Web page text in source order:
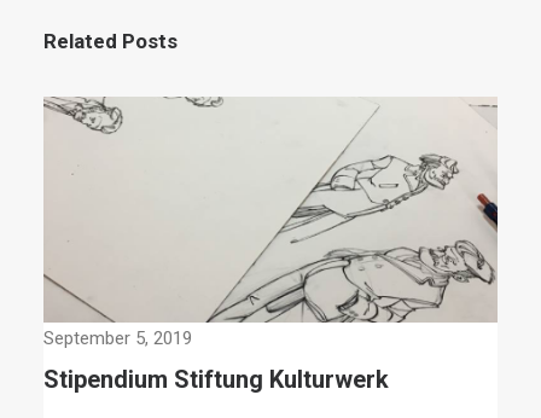
Related Posts
September 5, 2019
Stipendium Stiftung Kulturwerk